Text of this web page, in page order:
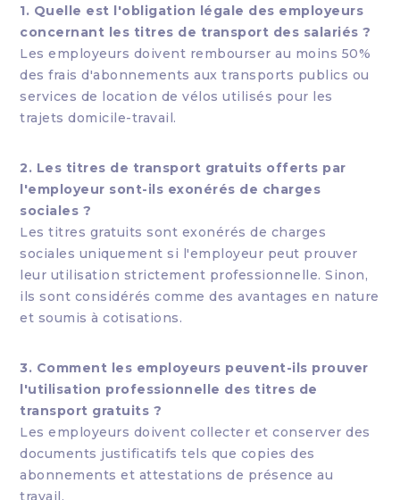
1. Quelle est l'obligation légale des employeurs
concernant les titres de transport des salariés ?
Les employeurs doivent rembourser au moins 50%
des frais d'abonnements aux transports publics ou
services de location de vélos utilisés pour les
trajets domicile-travail.
2. Les titres de transport gratuits offerts par
l'employeur sont-ils exonérés de charges
sociales ?
Les titres gratuits sont exonérés de charges
sociales uniquement si l'employeur peut prouver
leur utilisation strictement professionnelle. Sinon,
ils sont considérés comme des avantages en nature
et soumis à cotisations.
3. Comment les employeurs peuvent-ils prouver
l'utilisation professionnelle des titres de
transport gratuits ?
Les employeurs doivent collecter et conserver des
documents justificatifs tels que copies des
abonnements et attestations de présence au
travail.